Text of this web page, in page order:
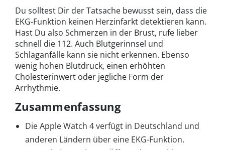
Du solltest Dir der Tatsache bewusst sein, dass die
EKG-Funktion keinen Herzinfarkt detektieren kann.
Hast Du also Schmerzen in der Brust, rufe lieber
schnell die 112. Auch Blutgerinnsel und
Schlaganfälle kann sie nicht erkennen. Ebenso
wenig hohen Blutdruck, einen erhöhten
Cholesterinwert oder jegliche Form der
Arrhythmie.
Zusammenfassung
Die Apple Watch 4 verfügt in Deutschland und
anderen Ländern über eine EKG-Funktion.